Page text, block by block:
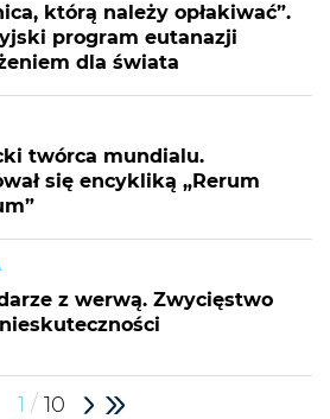
którą należy opłakiwać”.
program eutanazji
dla świata
twórca mundialu.
się encykliką „Rerum
z werwą. Zwycięstwo
1 / 10